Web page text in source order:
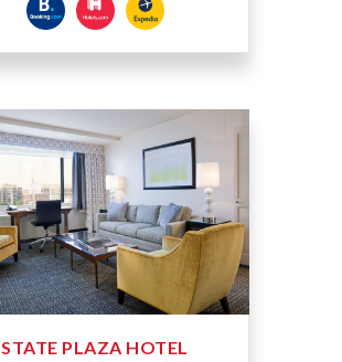
STATE PLAZA HOTEL